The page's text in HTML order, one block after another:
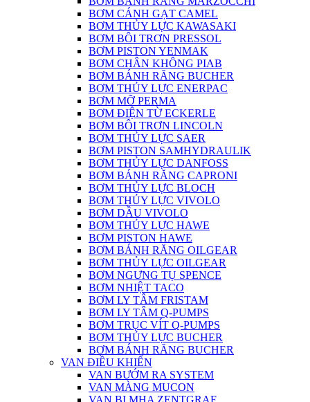
BƠM CÁNH GẠT CAMEL
BƠM THỦY LỰC KAWASAKI
BƠM BÔI TRƠN PRESSOL
BƠM PISTON YENMAK
BƠM CHÂN KHÔNG PIAB
BƠM BÁNH RĂNG BUCHER
BƠM THỦY LỰC ENERPAC
BƠM MỠ PERMA
BƠM ĐIỆN TỪ ECKERLE
BƠM BÔI TRƠN LINCOLN
BƠM THỦY LỰC SAER
BƠM PISTON SAMHYDRAULIK
BƠM THỦY LỰC DANFOSS
BƠM BÁNH RĂNG CAPRONI
BƠM THỦY LỰC BLOCH
BƠM THỦY LỰC VIVOLO
BƠM DẦU VIVOLO
BƠM THỦY LỰC HAWE
BƠM PISTON HAWE
BƠM BÁNH RĂNG OILGEAR
BƠM THỦY LỰC OILGEAR
BƠM NGƯNG TỤ SPENCE
BƠM NHIỆT TACO
BƠM LY TÂM FRISTAM
BƠM LY TÂM Q-PUMPS
BƠM TRỤC VÍT Q-PUMPS
BƠM THỦY LỰC BUCHER
BƠM BÁNH RĂNG BUCHER
VAN ĐIỀU KHIỂN
VAN BƯỚM RA SYSTEM
VAN MÀNG MUCON
VAN BI MHA ZENTGRAF